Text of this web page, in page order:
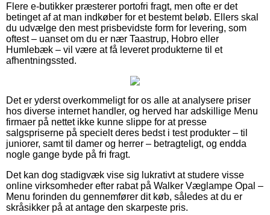
Flere e-butikker præsterer portofri fragt, men ofte er det
betinget af at man indkøber for et bestemt beløb. Ellers skal
du udvælge den mest prisbevidste form for levering, som
oftest – uanset om du er nær Taastrup, Hobro eller
Humlebæk – vil være at få leveret produkterne til et
afhentningssted.
Det er yderst overkommeligt for os alle at analysere priser
hos diverse internet handler, og herved har adskillige Menu
firmaer på nettet ikke kunne slippe for at presse
salgspriserne på specielt deres bedst i test produkter – til
juniorer, samt til damer og herrer – betragteligt, og endda
nogle gange byde på fri fragt.
Det kan dog stadigvæk vise sig lukrativt at studere visse
online virksomheder efter rabat på Walker Væglampe Opal –
Menu forinden du gennemfører dit køb, således at du er
skråsikker på at antage den skarpeste pris.